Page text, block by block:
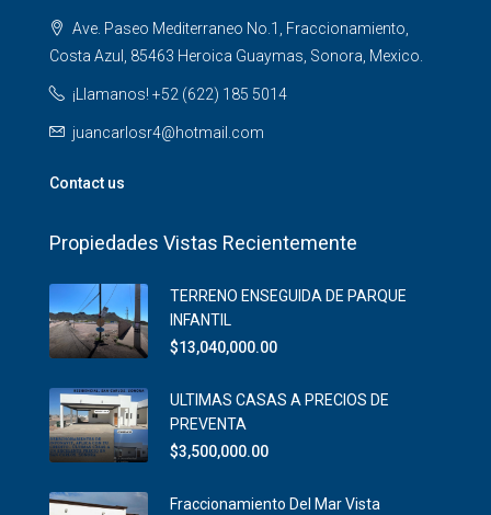
Ave. Paseo Mediterraneo No.1, Fraccionamiento,
Costa Azul, 85463 Heroica Guaymas, Sonora, Mexico.
¡Llamanos! +52 (622) 185 5014
juancarlosr4@hotmail.com
Contact us
Propiedades Vistas Recientemente
TERRENO ENSEGUIDA DE PARQUE
INFANTIL
$13,040,000.00
ULTIMAS CASAS A PRECIOS DE
PREVENTA
$3,500,000.00
Fraccionamiento Del Mar Vista